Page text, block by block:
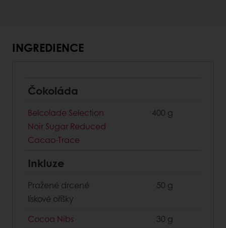
INGREDIENCE
Čokoláda
Belcolade Selection
Noir Sugar Reduced
Cacao-Trace
400 g
Inkluze
Pražené drcené
lískové oříšky
50 g
Cocoa Nibs
30 g